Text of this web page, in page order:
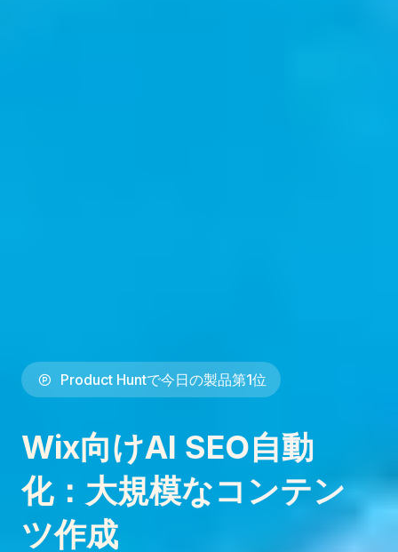
Product Huntで今日の製品第1位
Wix向けAI SEO自動
化：大規模なコンテン
ツ作成